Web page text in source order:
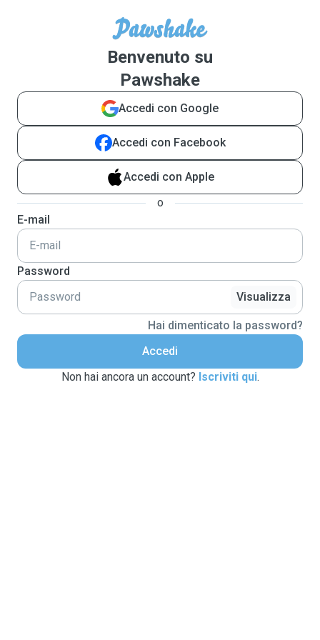
Benvenuto su
Pawshake
Accedi con Google
Accedi con Facebook
Accedi con Apple
o
E-mail
Password
Visualizza
Hai dimenticato la password?
Accedi
Non hai ancora un account? Iscriviti qui.